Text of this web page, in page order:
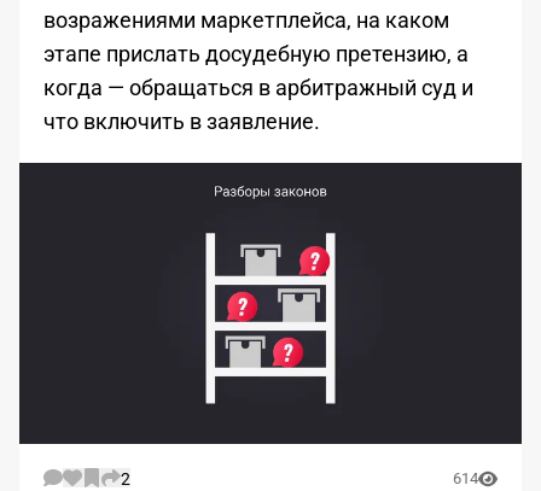
возражениями маркетплейса, на каком
этапе прислать досудебную претензию, а
когда — обращаться в арбитражный суд и
что включить в заявление.
2 614